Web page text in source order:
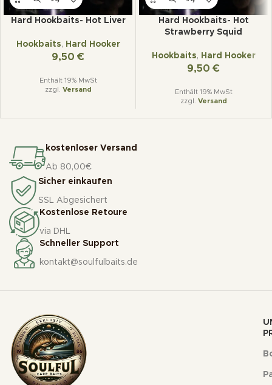
Hard Hookbaits- Hot Liver
Hookbaits, Hard Hooker
9,50 €
Enthält 19% MwSt
zzgl. Versand
Hard Hookbaits- Hot
Strawberry Squid
Hookbaits, Hard Hooker
9,50 €
Enthält 19% MwSt
zzgl. Versand
kostenloser Versand
Ab 80,00€
Sicher einkaufen
SSL Abgesichert
Kostenlose Retoure
via DHL
Schneller Support
kontakt@soulfulbaits.de